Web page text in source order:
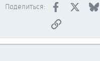
Поделиться: Facebook
Ссылка